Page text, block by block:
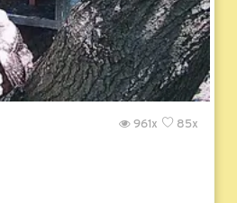
85x
961x